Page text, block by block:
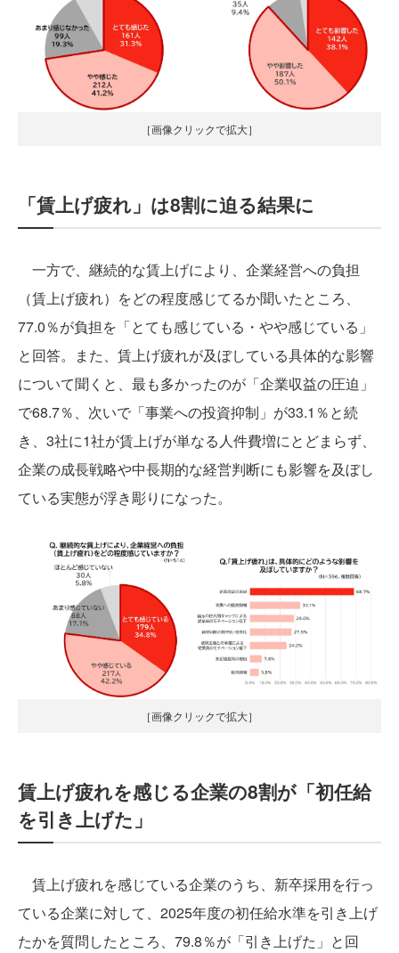
［画像クリックで拡大］
「賃上げ疲れ」は8割に迫る結果に
一方で、継続的な賃上げにより、企業経営への負担
（賃上げ疲れ）をどの程度感じてるか聞いたところ、
77.0％が負担を「とても感じている・やや感じている」
と回答。また、賃上げ疲れが及ぼしている具体的な影響
について聞くと、最も多かったのが「企業収益の圧迫」
で68.7％、次いで「事業への投資抑制」が33.1％と続
き、3社に1社が賃上げが単なる人件費増にとどまらず、
企業の成長戦略や中長期的な経営判断にも影響を及ぼし
ている実態が浮き彫りになった。
［画像クリックで拡大］
賃上げ疲れを感じる企業の8割が「初任給
を引き上げた」
賃上げ疲れを感じている企業のうち、新卒採用を行っ
ている企業に対して、2025年度の初任給水準を引き上げ
たかを質問したところ、79.8％が「引き上げた」と回